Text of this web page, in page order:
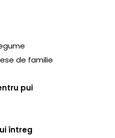
de familie
pui
întreg